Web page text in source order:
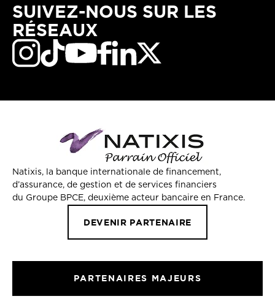
SUIVEZ-NOUS SUR LES
RÉSEAUX
Natixis, la banque internationale de financement,
d’assurance, de gestion et de services financiers
du Groupe BPCE, deuxième acteur bancaire en France.
DEVENIR PARTENAIRE
PARTENAIRES MAJEURS